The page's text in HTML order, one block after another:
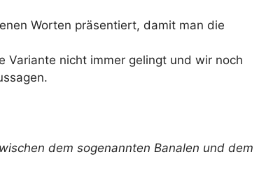
Worten präsentiert, damit man die
Variante nicht immer gelingt und wir noch
dem sogenannten Banalen und dem